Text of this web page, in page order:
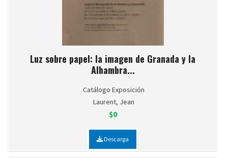
Luz sobre papel: la imagen de Granada y la
Alhambra...
Catálogo Exposición
Laurent, Jean
$0
Descarga